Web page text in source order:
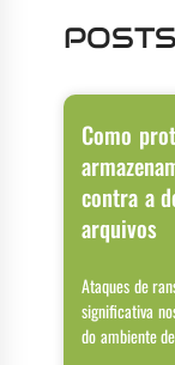
Como
contra a
arquivos
Ataques de
significativa
do ambiente